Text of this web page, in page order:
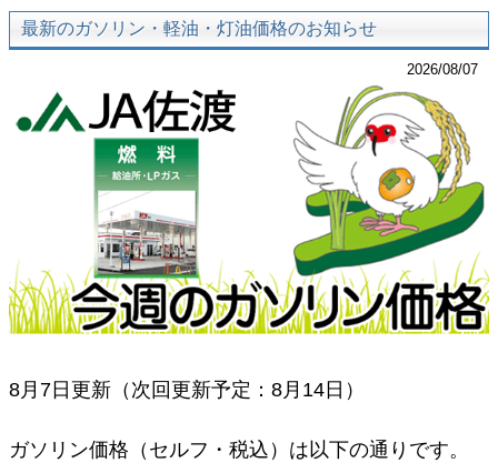
最新のガソリン・軽油・灯油価格のお知らせ
2026/08/07
8月7 日更新 （次回更新予定：8月14 日 ）
ガソリン価格（セルフ・税込）は以下の通りです。